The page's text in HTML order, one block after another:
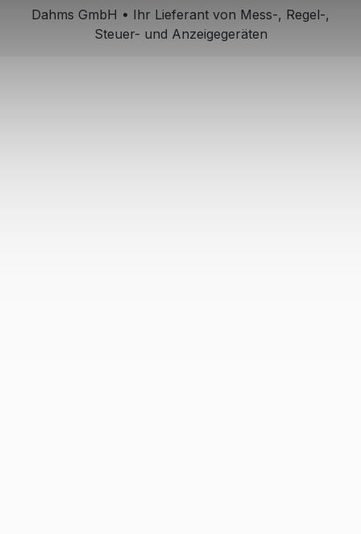
Dahms GmbH • Ihr Lieferant von Mess-, Regel-,
Steuer- und Anzeigegeräten